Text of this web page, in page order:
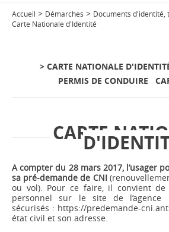
Accueil > Démarches > Documents d'identité,
Carte Nationale d'Identité
> CARTE NATIONALE
PERMIS DE CONDUIRE
CARTE
A compter du 28 mars 2017, l’usager
sa pré-demande de CNI
ou vol). Pour ce faire, il convient
personnel sur le site de l’agence
sécurisés : https://predemande-
état civil et son adresse.